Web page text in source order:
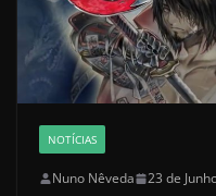
NOTÍCIAS
Nuno Nêveda
23 de